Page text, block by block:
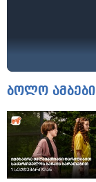
ბოლო